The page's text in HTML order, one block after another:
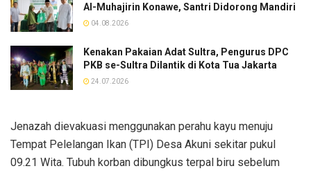
Al-Muhajirin Konawe, Santri Didorong Mandiri
04.08.2026
Kenakan Pakaian Adat Sultra, Pengurus DPC
PKB se-Sultra Dilantik di Kota Tua Jakarta
24.07.2026
Jenazah dievakuasi menggunakan perahu kayu menuju
Tempat Pelelangan Ikan (TPI) Desa Akuni sekitar pukul
09.21 Wita. Tubuh korban dibungkus terpal biru sebelum